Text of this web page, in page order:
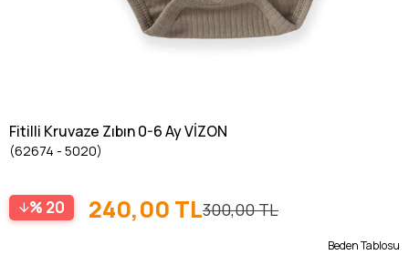
Fitilli Kruvaze Zıbın 0-6 Ay VİZON
(62674 - 5020)
20 300,00 TL
240,00 TL
Beden Tablosu